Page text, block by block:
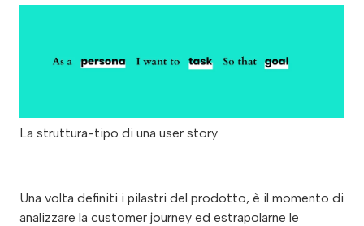
La struttura-tipo di una user story
Una volta definiti i pilastri del prodotto, è il momento di
analizzare la customer journey ed estrapolarne le